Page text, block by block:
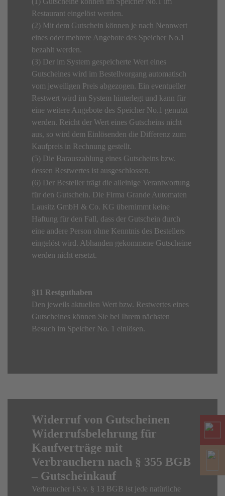
Restaurant eingelöst werden.
(2) Mit dem Gutschein können je nach Nennwert
eines oder mehrere Angebote des Speicher No.1
bezahlt werden.
(3) Der im System gespeicherte Wert eines
Gutscheines wird im Bestellvorgang automatisch
vom jeweiligen Preis abgezogen. Ein eventueller
Restwert wird im System hinterlegt und kann für
eine weitere Angebote des Speicher No.1 genutzt
werden. Reicht der Wert eines Gutscheins nicht
aus, so wird dem Einlösenden die Differenz zum
Kaufpreis in Rechnung gestellt.
(5) Die Barauszahlung eines Gutscheins bzw.
dessen Restwertes ist ausgeschlossen.
(6) Der Besteller trägt die alleinige Verantwortung
für den Gutschein. Die Firma Grande Automaten
Lausitz GmbH & Co. KG übernimmt keine
Haftung für den Fall, dass der Gutschein durch
eine andere Person ohne Kenntnis des Bestellers
eingelöst wird. Abhanden gekommene Gutscheine
werden nicht ersetzt.
§11 Restguthaben
Den jeweils aktuellen Wert bzw. Restwertes eines
Gutscheines können Sie bei Ihrem nächsten
Besuch im Speicher No. 1 einlösen.
Widerruf von Gutscheinen
Widerrufsbelehrung für
Kaufverträge mit
Verbrauchern nach § 355 BGB
– Gutscheinkauf
Verbraucher i.S.v. § 13 BGB ist jede natürliche